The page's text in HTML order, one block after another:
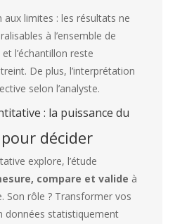
limites : les résultats ne
à l’ensemble de
l’échantillon reste
De plus, l’interprétation
selon l’analyste.
: la puissance du
décider
explore, l’étude
compare et valide à
Son rôle ? Transformer vos
données statistiquement